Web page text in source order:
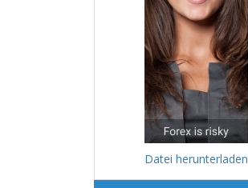
Datei herunterladen